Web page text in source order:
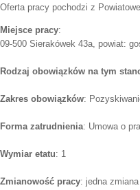
Oferta pracy pochodzi z
Miejsce pracy:
09-500 Sierakówek 43a, powiat:
Rodzaj obowiązków na tym
Zakres obowiązków:
Forma zatrudnienia: Umowa o
Wymiar etatu: 1
Zmianowość pracy: jedna zmiana